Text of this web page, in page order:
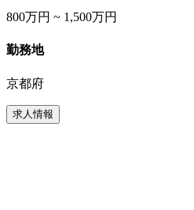
800万円 ~ 1,500万円
勤務地
京都府
求人情報